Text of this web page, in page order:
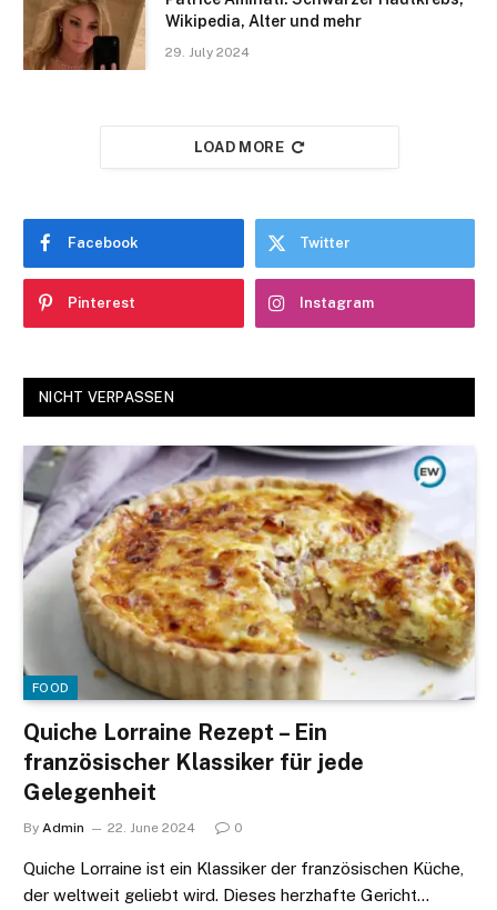
Wikipedia, Alter und mehr
29. July 2024
LOAD MORE
Facebook Twitter
Pinterest Instagram
NICHT VERPASSEN
FOOD
Quiche Lorraine Rezept – Ein
französischer Klassiker für jede
Gelegenheit
By Admin 22. June 2024 0
Quiche Lorraine ist ein Klassiker der französischen Küche,
der weltweit geliebt wird. Dieses herzhafte Gericht…